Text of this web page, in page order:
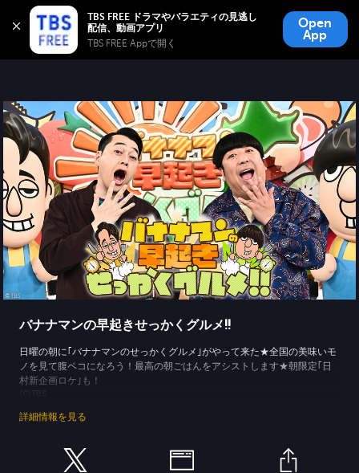
TBS FREE ドラマやバラエティの見逃し
TBS FREE Appで開く
Open
App
TBS FREE
無料見逃し配信
バナナマンの早起きせっかくグルメ!!
日曜の朝に｢バナナマンのせっかくグルメ｣がやって来た★全国の美味いモ
ノを見て腹ペコになろう！最高の朝ごはんをアシストします★朝限定｢日
村新企画ロケ｣も！
詳細情報を見る